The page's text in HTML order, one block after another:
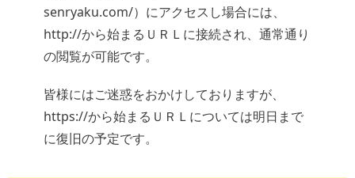
senryaku.com/）にアクセスし場合には、
http://から始まるＵＲＬに接続され、通常通り
の閲覧が可能です。
皆様にはご迷惑をおかけしておりますが、
https://から始まるＵＲＬについては明日まで
に復旧の予定です。